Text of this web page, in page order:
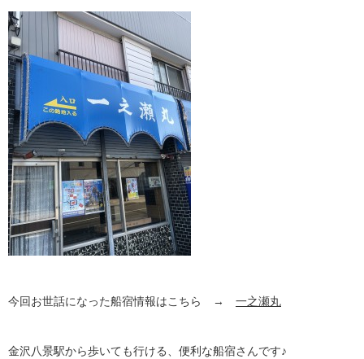
今回お世話になった船宿情報はこちら → 一之瀬丸
金沢八景駅から歩いても行ける、便利な船宿さんです♪